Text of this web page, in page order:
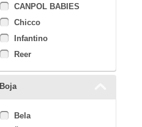
CANPOL BABIES
Chicco
Infantino
Reer
Boja
Bela